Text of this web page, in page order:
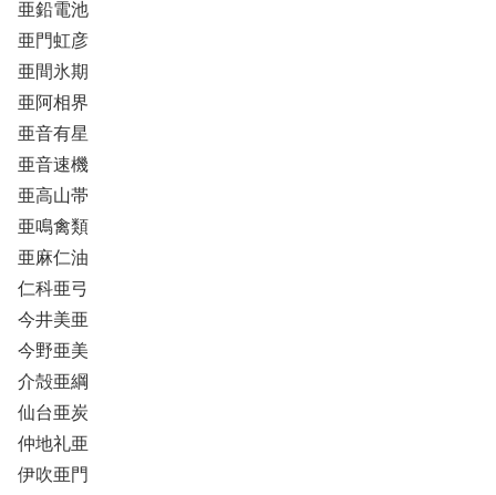
亜鉛電池
亜門虹彦
亜間氷期
亜阿相界
亜音有星
亜音速機
亜高山帯
亜鳴禽類
亜麻仁油
仁科亜弓
今井美亜
今野亜美
介殻亜綱
仙台亜炭
仲地礼亜
伊吹亜門